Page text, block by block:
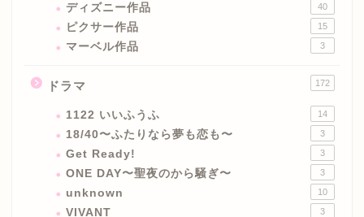
ディズニー作品 40
ピクサー作品 15
マーベル作品 3
ドラマ 172
1122 いいふうふ 14
18/40〜ふたりなら夢も恋も〜 3
Get Ready! 3
ONE DAY〜聖夜のから騒ぎ〜 3
unknown 10
VIVANT 3